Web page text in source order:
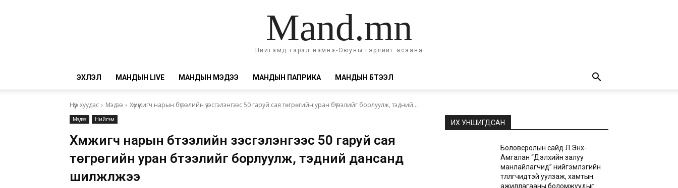
Mand.mn
Нийгэмд гэрэл нэмнэ-Оюуны гэрлийг асаана
ЭХЛЭЛ МАНДЫН LIVE МАНДЫН МЭДЭЭ МАНДЫН ПАПРИКА МАНДЫН БҮТЭЭЛ
Нүүр хуудас Мэдээ Хүмүүжигч нарын бүтээлийн үзэсгэлэнгээс 50 гаруй сая төгрөгийн уран бүтээлийг борлуулж, тэдний...
Мэдээ Нийгэм
Хүмүүжигч нарын бүтээлийн үзэсгэлэнгээс 50 гаруй сая
төгрөгийн уран бүтээлийг борлуулж, тэдний дансанд
шилжүүлжээ
ИХ УНШИГДСАН
Боловсролын сайд Л.Энх-
Амгалан “Дэлхийн залуу
манлайлагчид” нийгэмлэгийн
төлөөлөгчидтэй уулзаж, хамтын
ажиллагааны боломжуудыг